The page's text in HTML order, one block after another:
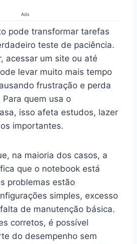
Ads
pode transformar tarefas
teste de paciência.
acessar um site ou até
levar muito mais tempo
frustração e perda
quem usa o
isso afeta estudos, lazer
importantes.
na maioria dos casos, a
que o notebook está
problemas estão
simples, excesso
de manutenção básica.
corretos, é possível
do desempenho sem